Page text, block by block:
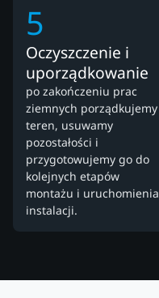
5
Oczyszczenie i
uporządkowanie
po zakończeniu prac
ziemnych porządkujemy
teren, usuwamy
pozostałości i
przygotowujemy go do
kolejnych etapów
montażu i uruchomienia
instalacji.